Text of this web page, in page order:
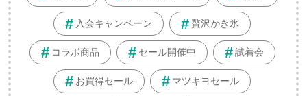
入会キャンペーン 贅沢かき氷
コラボ商品 セール開催中 試着会
お買得セール マツキヨセール